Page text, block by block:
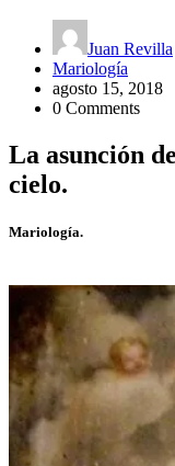
Juan Revilla
Mariología
agosto 15, 2018
0 Comments
La asunción
cielo.
Mariología.